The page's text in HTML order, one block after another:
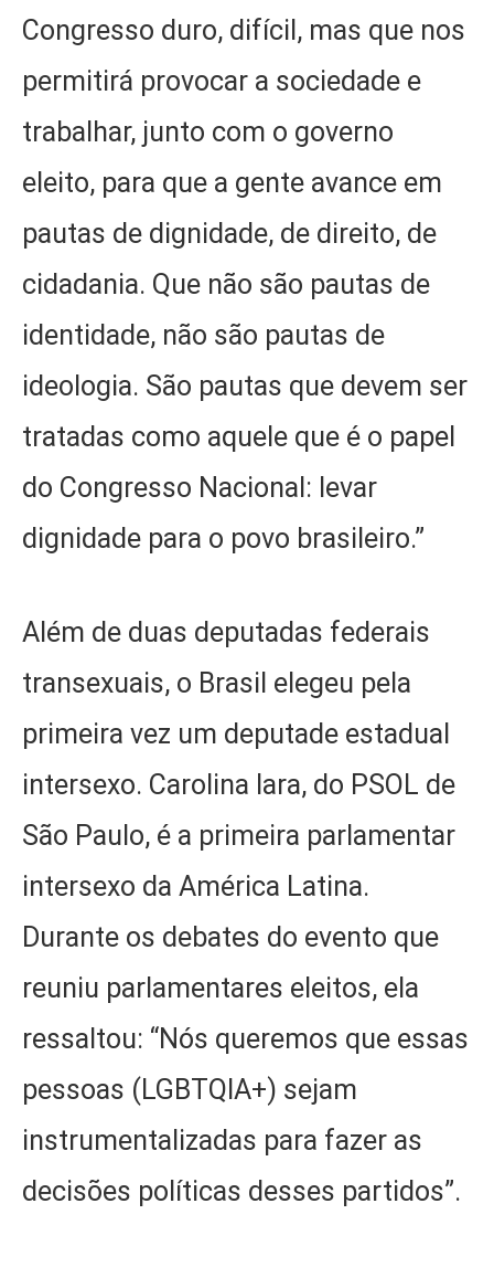
Congresso duro, difícil, mas que nos
permitirá provocar a sociedade e
trabalhar, junto com o governo
eleito, para que a gente avance em
pautas de dignidade, de direito, de
cidadania. Que não são pautas de
identidade, não são pautas de
ideologia. São pautas que devem ser
tratadas como aquele que é o papel
do Congresso Nacional: levar
dignidade para o povo brasileiro.”
Além de duas deputadas federais
transexuais, o Brasil elegeu pela
primeira vez um deputade estadual
intersexo. Carolina Iara, do PSOL de
São Paulo, é a primeira parlamentar
intersexo da América Latina.
Durante os debates do evento que
reuniu parlamentares eleitos, ela
ressaltou: “Nós queremos que essas
pessoas (LGBTQIA+) sejam
instrumentalizadas para fazer as
decisões políticas desses partidos”.